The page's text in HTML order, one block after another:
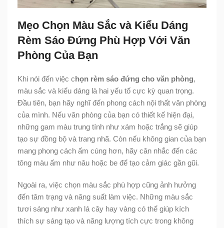
Mẹo Chọn Màu Sắc và Kiểu Dáng
Rèm Sáo Đứng Phù Hợp Với Văn
Phòng Của Bạn
Khi nói đến việc c họn rèm sáo đứng cho văn phòng,
màu sắc và kiểu dáng là hai yếu tố cực kỳ quan trọng.
Đầu tiên, bạn hãy nghĩ đến phong cách nội thất văn phòng
của mình. Nếu văn phòng của bạn có thiết kế hiện đại,
những gam màu trung tính như xám hoặc trắng sẽ giúp
tạo sự đồng bộ và trang nhã. Còn nếu không gian của bạn
mang phong cách ấm cúng hơn, hãy cân nhắc đến các
tông màu ấm như nâu hoặc be để tạo cảm giác gần gũi.
Ngoài ra, việc chọn màu sắc phù hợp cũng ảnh hưởng
đến tâm trạng và năng suất làm việc. Những màu sắc
tươi sáng như xanh lá cây hay vàng có thể giúp kích
thích sự sáng tạo và năng lượng tích cực trong không